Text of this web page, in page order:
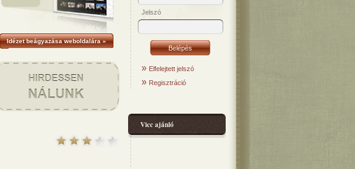
Idézet beágyazása weboldalára »
Jelszó
» Elfelejtett jelszó
» Regisztráció
Vicc ajánló